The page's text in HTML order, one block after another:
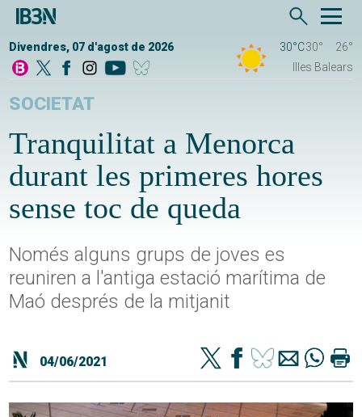
Divendres, 07 d'agost de 2026 30°C30°
26°
Illes Balears
SOCIETAT
Tranquilitat a Menorca
durant les primeres hores
sense toc de queda
Només alguns grups de joves es
reuniren a l'antiga estació marítima de
Maó després de la mitjanit
04/06/2021